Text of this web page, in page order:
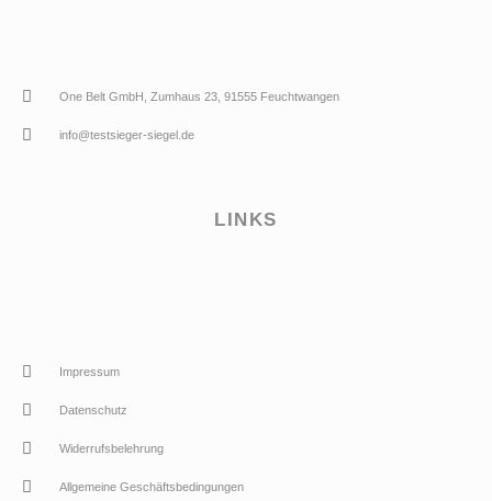
One Belt GmbH, Zumhaus 23, 91555 Feuchtwangen
info@testsieger-siegel.de
LINKS
Impressum
Datenschutz
Widerrufsbelehrung
Allgemeine Geschäftsbedingungen